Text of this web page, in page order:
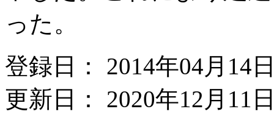
った。
登録日： 2014年04月14
更新日： 2020年12月11